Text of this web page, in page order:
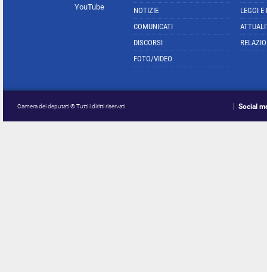
YouTube
NOTIZIE
COMUNICATI
DISCORSI
FOTO/VIDEO
LEGGI E
Camera dei deputati © Tutti i diritti riservati Social